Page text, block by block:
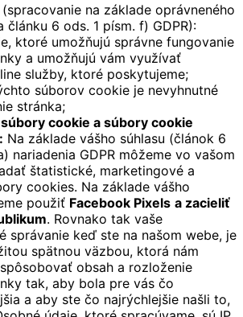
(spracovanie na základe oprávneného
článku 6 ods. 1 písm. f) GDPR):
ktoré umožňujú správne fungovanie
a umožňujú vám využívať
služby, ktoré poskytujeme;
súborov cookie je nevyhnutné
stránka;
cookie a súbory cookie
Na základe vášho súhlasu (článok 6
nariadenia GDPR môžeme vo vašom
štatistické, marketingové a
cookies. Na základe vášho
použiť Facebook Pixels a zacieliť
. Rovnako tak vaše
správanie keď ste na našom webe, je
spätnou väzbou, ktorá nám
obsah a rozloženie
tak, aby bola pre vás čo
a aby ste čo najrýchlejšie našli to,